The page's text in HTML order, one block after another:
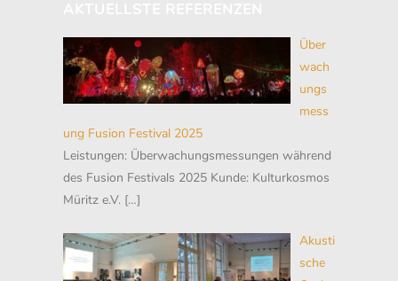
Über
wach
ungs
mess
ung Fusion Festival 2025
Leistungen: Überwachungsmessungen während
des Fusion Festivals 2025 Kunde: Kulturkosmos
Müritz e.V. […]
Akusti
sche